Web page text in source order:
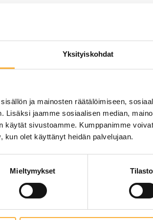
Yksityiskohdat
ja mainosten räätälöimiseen,
Lisäksi jaamme sosiaalisen median,
käytät sivustoamme. Kumppanimme
kun olet käyttänyt heidän palvelujaan.
Mieltymykset